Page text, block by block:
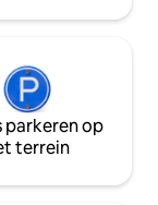
parkeren op
terrein